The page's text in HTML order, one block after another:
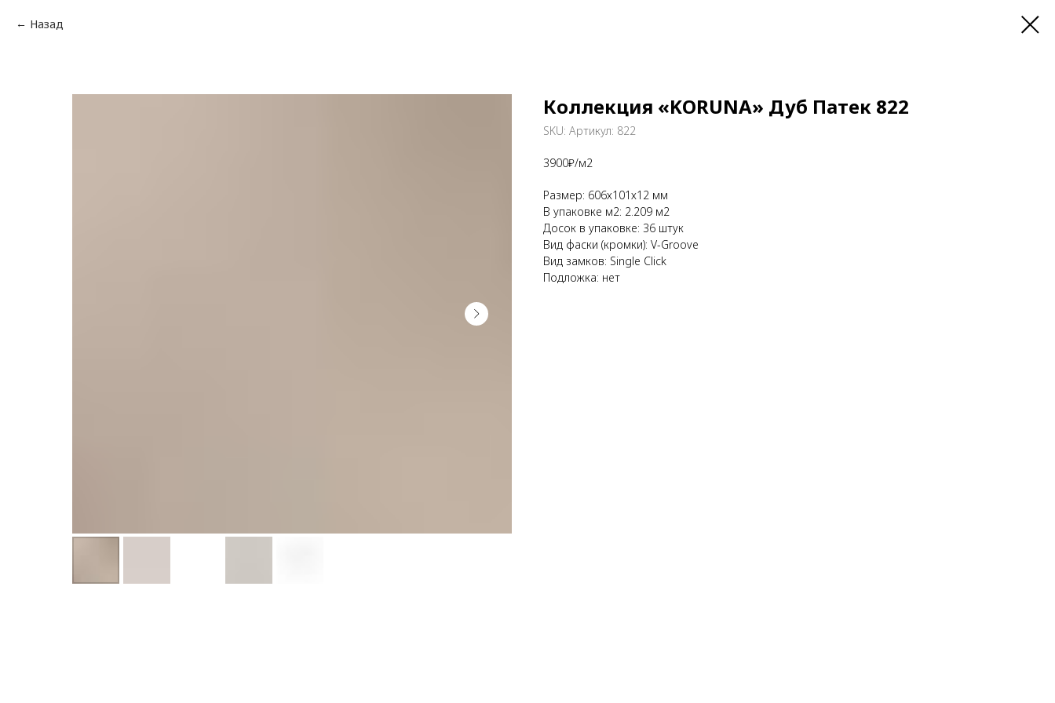
Назад
Коллекция «KORUNA» Дуб Патек 822
SKU: Артикул: 822
3900₽/м2
Размер: 606х101х12 мм
В упаковке м2: 2.209 м2
Досок в упаковке: 36 штук
Вид фаски (кромки): V-Groove
Вид замков: Single Click
Подложка: нет